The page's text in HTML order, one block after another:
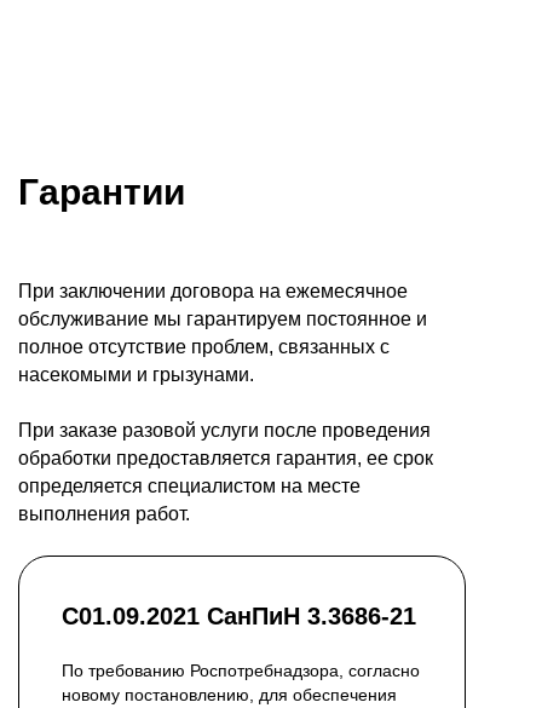
Гарантии
При заключении договора на ежемесячное
обслуживание мы гарантируем постоянное и
полное отсутствие проблем, связанных с
насекомыми и грызунами.
При заказе разовой услуги после проведения
обработки предоставляется гарантия, ее срок
определяется специалистом на месте
выполнения работ.
С01.09.2021 СанПиН 3.3686-21
По требованию Роспотребнадзора, согласно
новому постановлению, для обеспечения